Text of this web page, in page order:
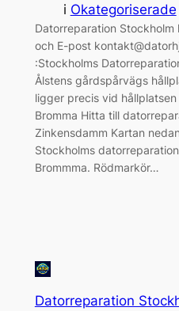
i Okategoriserade
Datorreparation
och E-post
:Stockholms
Ålstens gårdspårvägs
ligger precis vid
Bromma Hitta till
Zinkensdamm Kartan
Stockholms
Brommma. Rödmarkör…
Datorreparation